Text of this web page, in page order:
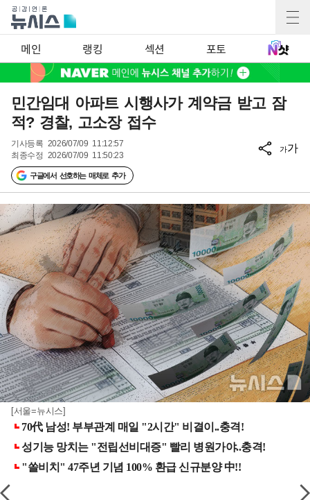
메인 랭킹 섹션 포토
민간임대 아파트 시행사가 계약금 받고 잠
적? 경찰, 고소장 접수
기사등록 2026/07/09 11:12:57
최종수정 2026/07/09 11:50:23
구글에서 선호하는 매체로 추가
가가
[서울=뉴시스]